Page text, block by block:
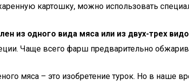
картошку, можно использовать
из одного вида мяса или из двух-трех
Чаще всего фарш предварительно
мяса – это изобретение турок. Но в наше